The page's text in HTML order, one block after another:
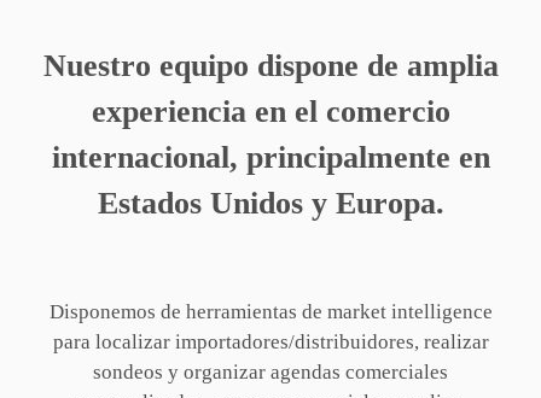
Nuestro equipo dispone de amplia
experiencia en el comercio
internacional, principalmente en
Estados Unidos y Europa.
Disponemos de herramientas de market intelligence
para localizar importadores/distribuidores, realizar
sondeos y organizar agendas comerciales